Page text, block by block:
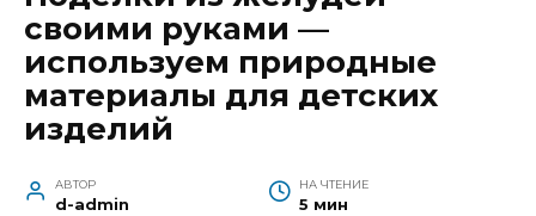
своими руками —
используем природные
материалы для детских
изделий
АВТОР
d-admin
НА ЧТЕНИЕ
5 мин